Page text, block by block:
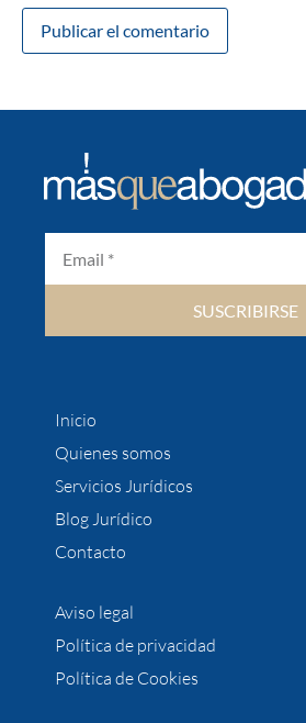
SUSCRIBIRSE
Inicio
Quienes somos
Servicios Jurídicos
Blog Jurídico
Contacto
Aviso legal
Política de privacidad
Política de Cookies